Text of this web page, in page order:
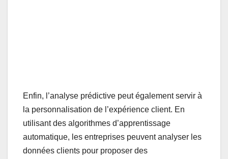
Enfin, l’analyse prédictive peut également servir à
la personnalisation de l’expérience client. En
utilisant des algorithmes d’apprentissage
automatique, les entreprises peuvent analyser les
données clients pour proposer des